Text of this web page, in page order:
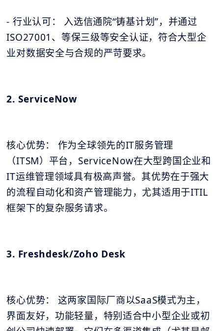
- 行业认可： 入选信通院“铸基计划”，并通过
ISO27001、等保三级等安全认证，符合大型企
业对数据安全与合规的严苛要求。
2. ServiceNow
核心优势： 作为全球领先的IT服务管理
（ITSM）平台，ServiceNow在大型跨国企业和
IT运维管理领域具有极高声誉。其优势在于强大
的流程自动化和资产管理能力，尤其适用于ITIL
框架下的复杂服务请求。
3. Freshdesk/Zoho Desk
核心优势： 这两家国际厂商以SaaS模式为主，
界面友好，功能轻量，特别适合中小型企业或初